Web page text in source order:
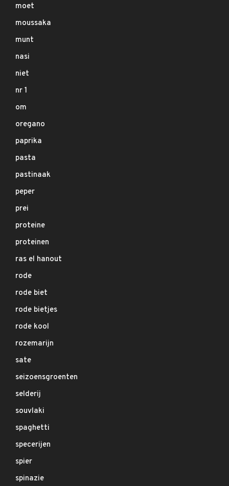
moet
moussaka
munt
nasi
niet
nr 1
om
oregano
paprika
pasta
pastinaak
peper
prei
proteine
proteinen
ras el hanout
rode
rode biet
rode bietjes
rode kool
rozemarijn
sate
seizoensgroenten
selderij
souvlaki
spaghetti
specerijen
spier
spinazie